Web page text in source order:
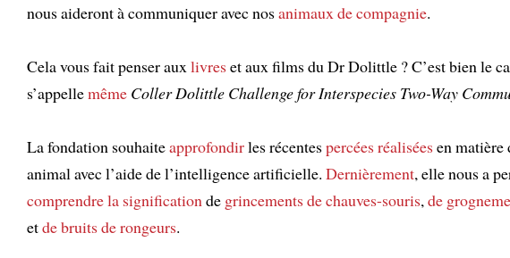
nous aideront à communiquer avec nosanimaux de compagnie.
Cela vous fait penser aux livreset aux films du Dr Dolittle ? C’est bien le
s’appellemême Coller Dolittle Challenge for Interspecies Two-Way
La fondation souhaiteapprofondirles récentespercéesréaliséesen matière
animal avec l’aide de l’intelligence artificielle. Dernièrement, elle nous a
comprendre la signification de grincements de chauves-souris, de
etde bruits de rongeurs.